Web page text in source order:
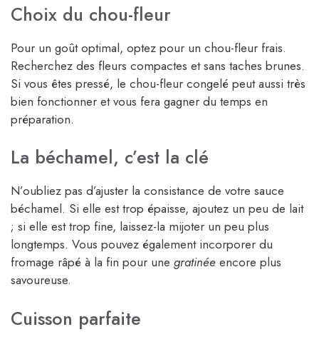
Choix du chou-fleur
Pour un goût optimal, optez pour un chou-fleur frais.
Recherchez des fleurs compactes et sans taches brunes.
Si vous êtes pressé, le chou-fleur congelé peut aussi très
bien fonctionner et vous fera gagner du temps en
préparation.
La béchamel, c’est la clé
N’oubliez pas d’ajuster la consistance de votre sauce
béchamel. Si elle est trop épaisse, ajoutez un peu de lait
; si elle est trop fine, laissez-la mijoter un peu plus
longtemps. Vous pouvez également incorporer du
fromage râpé à la fin pour une gratinée encore plus
savoureuse.
Cuisson parfaite